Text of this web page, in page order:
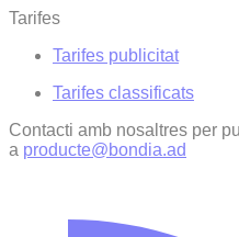
Tarifes
Tarifes publicitat
Tarifes classificats
Contacti amb nosaltres per
a producte@bondia.ad